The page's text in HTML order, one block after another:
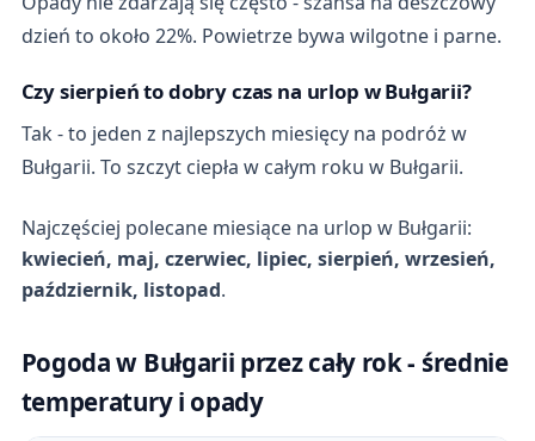
dzień to około 22%. Powietrze bywa wilgotne i parne.
Czy sierpień to dobry czas na urlop w Bułgarii?
Tak - to jeden z najlepszych miesięcy na podróż w
Bułgarii. To szczyt ciepła w całym roku w Bułgarii.
Najczęściej polecane miesiące na urlop w Bułgarii:
kwiecień, maj, czerwiec, lipiec, sierpień, wrzesień,
październik, listopad.
Pogoda w Bułgarii przez cały rok - średnie
temperatury i opady